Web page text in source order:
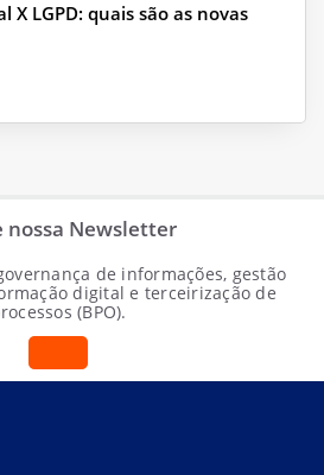
X LGPD: quais são as novas
nossa Newsletter
de informações, gestão
digital e terceirização de
(BPO).